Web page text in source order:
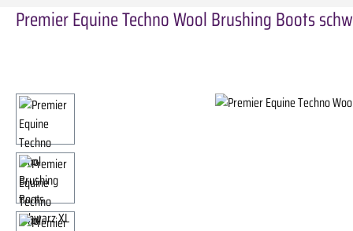
Premier Equine Techno Wool Brushing Boots
Bildergalerie überspringen